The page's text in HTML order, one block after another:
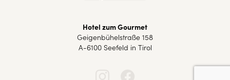
Hotel zum Gourmet
Geigenbühelstraße 158
A-6100 Seefeld in Tirol